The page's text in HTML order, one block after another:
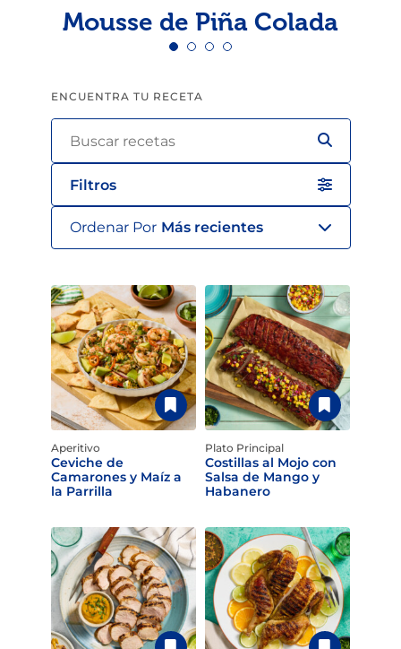
Mousse de Piña Colada
ENCUENTRA TU RECETA
Filtros
Ordenar Por Más recientes
Aperitivo
Ceviche de
Camarones y Maíz a
la Parrilla
Plato Principal
Costillas al Mojo con
Salsa de Mango y
Habanero